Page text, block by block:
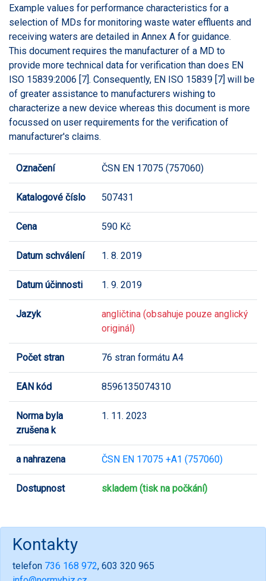
Example values for performance characteristics for a
selection of MDs for monitoring waste water effluents and
receiving waters are detailed in Annex A for guidance.
This document requires the manufacturer of a MD to
provide more technical data for verification than does EN
ISO 15839:2006 [7]. Consequently, EN ISO 15839 [7] will be
of greater assistance to manufacturers wishing to
characterize a new device whereas this document is more
focussed on user requirements for the verification of
manufacturer's claims.
Označení ČSN EN 17075 (757060)
Katalogové číslo 507431
Cena 590 Kč
Datum schválení 1. 8. 2019
Datum účinnosti 1. 9. 2019
Jazyk
angličtina (obsahuje pouze anglický
originál)
Počet stran 76 stran formátu A4
EAN kód 8596135074310
Norma byla
zrušena k
1. 11. 2023
a nahrazena ČSN EN 17075 +A1 (757060)
Dostupnost skladem (tisk na počkání)
Kontakty
telefon 736 168 972, 603 320 965